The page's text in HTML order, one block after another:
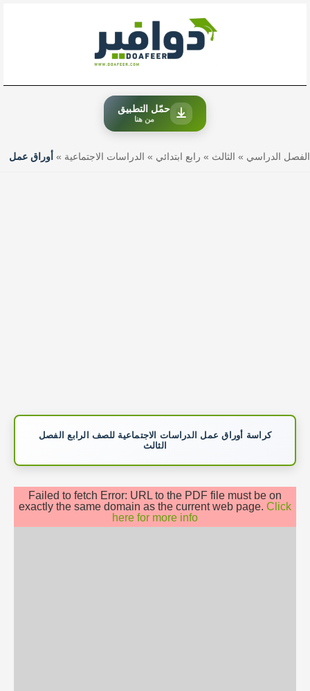
حمّل التطبيق
من هنا
الفصل الدراسي » الثالث » رابع ابتدائي » الدراسات الاجتماعية » أوراق عمل
كراسة أوراق عمل الدراسات الاجتماعية للصف الرابع الفصل
الثالث
Failed to fetch Error: URL to the PDF file must be on
exactly the same domain as the current web page. Click
here for more info